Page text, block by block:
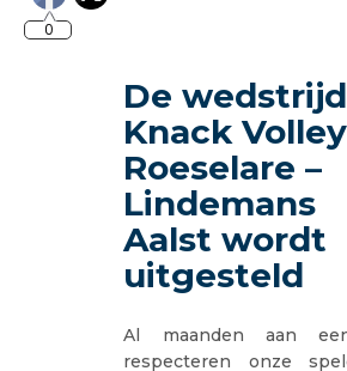
0
De wedstrijd
Knack Volley
Roeselare –
Lindemans
Aalst wordt
uitgesteld
Al maanden aan
respecteren onze